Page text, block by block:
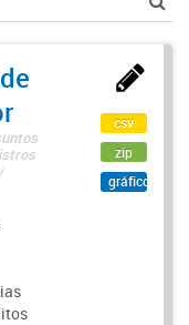
csv
zip
gráfico